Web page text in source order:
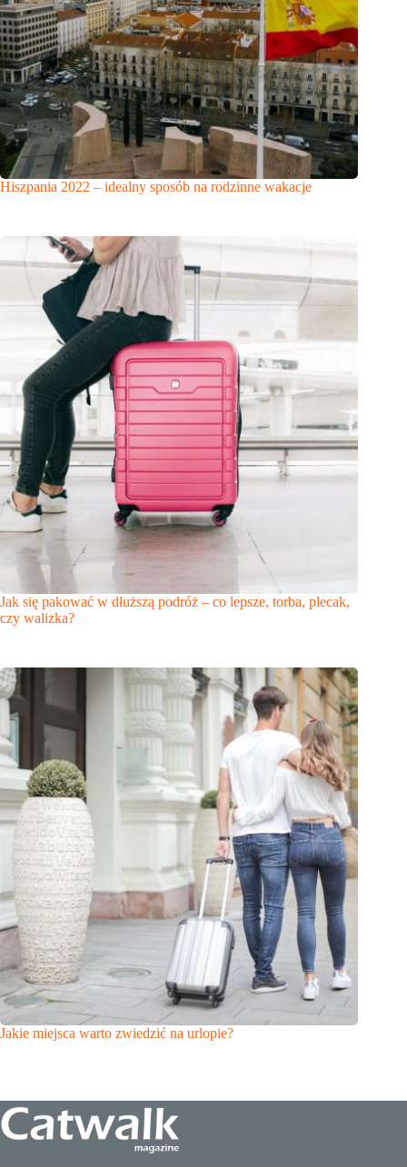
Hiszpania 2022 – idealny sposób na rodzinne wakacje
Jak się pakować w dłuższą podróż – co lepsze, torba, plecak,
czy walizka?
Jakie miejsca warto zwiedzić na urlopie?